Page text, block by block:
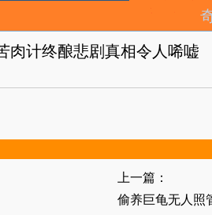
肉计终酿悲剧真相令人唏嘘
上一篇：
偷养巨龟无人照